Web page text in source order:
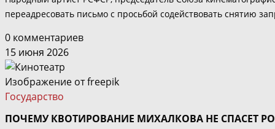
переадресовать письмо с просьбой содействовать снятию
0 комментариев
15 июня 2026
Изображение от freepik
Государство
ПОЧЕМУ КВОТИРОВАНИЕ МИХАЛКОВА НЕ СПАСЕТ